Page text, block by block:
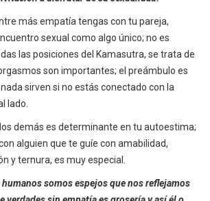
más empatía tengas con tu pareja,
sexual como algo único; no es
las posiciones del Kamasutra, se trata de
son importantes; el preámbulo es
sirven si no estás conectado con la
lado.
demás es determinante en tu autoestima;
alguien que te guíe con amabilidad,
y ternura, es muy especial.
humanos somos espejos que nos reflejamos